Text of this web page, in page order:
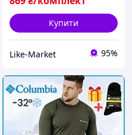
Купити
Like-Market 95%